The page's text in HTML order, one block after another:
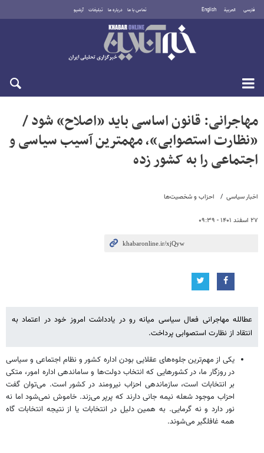
فارسی العربية English تماس با ما درباره ما تبلیغات آرشیو
دوشنبه ۱۹ مرداد ۱۴۰۵
اخبار سیاسی احزاب و شخصیت‌ها
۲۷ اسفند ۱۴۰۱ - ۰۹:۳۹
مهاجرانی: قانون اساسی باید «اصلاح» شود /
«نظارت استصوابی»، مهمترین آسیب سیاسی و
اجتماعی را به کشور زده
عطالله مهاجرانی فعال سیاسی میانه رو در یادداشت امروز خود در اعتماد به
انتقاد از نظارت استصوابی پرداخت.
یکی از مهم‌ترین جلوه‌های عقلایی بودن اداره کشور و نظام اجتماعی و سیاسی
در روزگار ما، در کشورهایی که انتخاب دولت‌ها و ساماندهی اداره امور، متکی
بر انتخابات است، سازماندهی احزاب نیرومند در کشور است. می‌توان گفت
احزاب موجود شعله نیمه جانی دارند که پرپر می‌زند. خاموش نمی‌شود اما نه
نور دارد و نه گرمایی. به همین دلیل در انتخابات یا از نتیجه انتخابات گاه
همه غافلگیر می‌شوند.